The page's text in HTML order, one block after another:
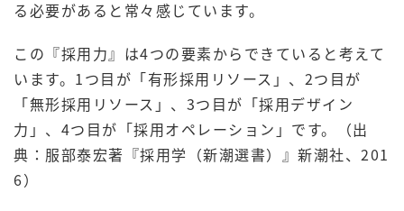
る必要があると常々感じています。
この『採用力』は4つの要素からできていると考えて
います。1つ目が「有形採用リソース」、2つ目が
「無形採用リソース」、3つ目が「採用デザイン
力」、4つ目が「採用オペレーション」です。（出
典：服部泰宏著『採用学（新潮選書）』新潮社、201
6）